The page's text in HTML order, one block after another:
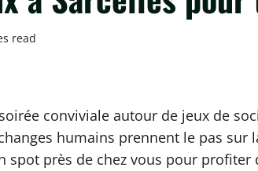
read
conviviale autour de jeux de
humains prennent le pas
près de chez vous pour